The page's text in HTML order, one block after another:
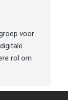
voor
rol om